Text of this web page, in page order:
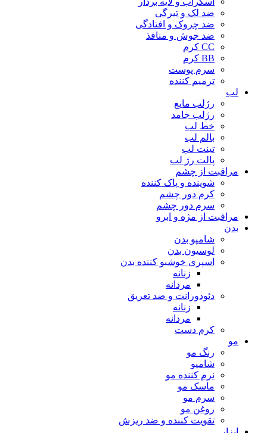
ضد لک و تیرگی
ضد چروک و افتادگی
ضد جوش و منافذ
CC کرم
BB کرم
سرم پوست
ترمیم کننده
لب
رژلب مایع
رژلب جامد
خط لب
بالم لب
تینت لب
پالت رژ لب
مراقبت از چشم
شوینده و پاک کننده
کرم دور چشم
سرم دور چشم
مراقبت از مژه و ابرو
بدن
شامپو بدن
لوسیون بدن
اسپری خوشبو کننده بدن
زنانه
مردانه
دئودورانت و ضد تعریق
زنانه
مردانه
کرم دست
مو
رنگ مو
شامپو
نرم کننده مو
ماسک مو
سرم مو
روغن مو
تقویت کننده و ضد ریزش